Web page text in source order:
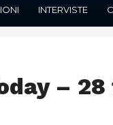
INTERVISTE
–